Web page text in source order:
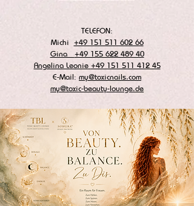
TELEFON:
Michi +49 151 511 602 66
Gina +49 155 622 489 40
Angelina Leonie +49 151 511 412 45
E-Mail: my@toxicnails.com
my@toxic-beauty-lounge.de